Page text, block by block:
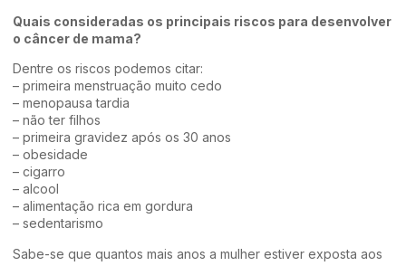
Quais consideradas os principais riscos para desenvolver
o câncer de mama?
Dentre os riscos podemos citar:
– primeira menstruação muito cedo
– menopausa tardia
– não ter filhos
– primeira gravidez após os 30 anos
– obesidade
– cigarro
– alcool
– alimentação rica em gordura
– sedentarismo
Sabe-se que quantos mais anos a mulher estiver exposta aos